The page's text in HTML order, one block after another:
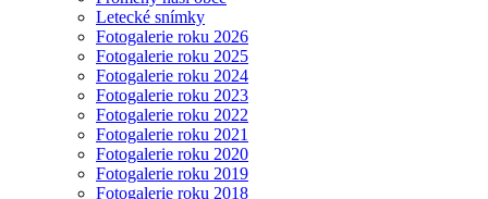
Letecké snímky
Fotogalerie roku 2026
Fotogalerie roku 2025
Fotogalerie roku 2024
Fotogalerie roku 2023
Fotogalerie roku 2022
Fotogalerie roku 2021
Fotogalerie roku 2020
Fotogalerie roku 2019
Fotogalerie roku 2018